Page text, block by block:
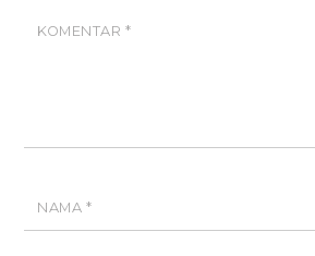
KOMENTAR*
NAMA *